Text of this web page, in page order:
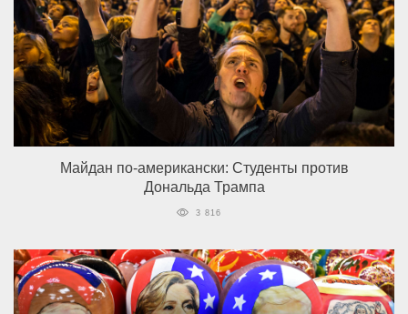
Майдан по-американски: Студенты против
Дональда Трампа
3 816